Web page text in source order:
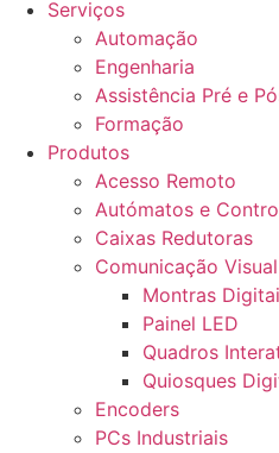
Serviços
Automação
Engenharia
Assistência Pré e
Formação
Produtos
Acesso Remoto
Autómatos e
Caixas Redutoras
Comunicação
Montras
Painel LED
Quadros
Quiosques
Encoders
PCs Industriais